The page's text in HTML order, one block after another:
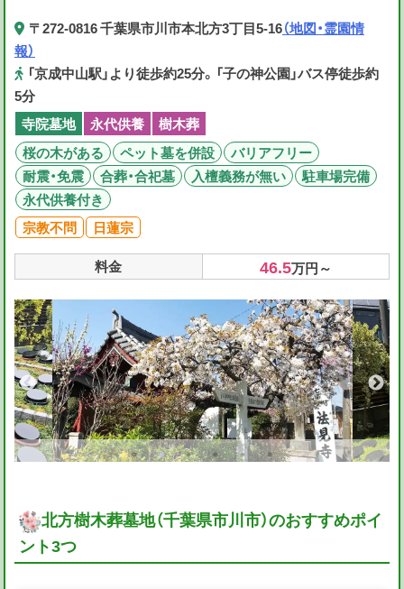
〒272-0816 千葉県市川市本北方3丁目5-16（地図・霊園情
報）
「京成中山駅」より徒歩約25分。「子の神公園」バス停徒歩約
5分
寺院墓地 永代供養
樹木葬
桜の木がある
ペット墓を併設
バリアフリー
耐震・免震
合葬・合祀墓 入檀義務が無い
駐車場完備
永代供養付き
宗教不問
日蓮宗
料金
46.5万円～
北方樹木葬墓地（千葉県市川市）のおすすめポイ
ント3つ